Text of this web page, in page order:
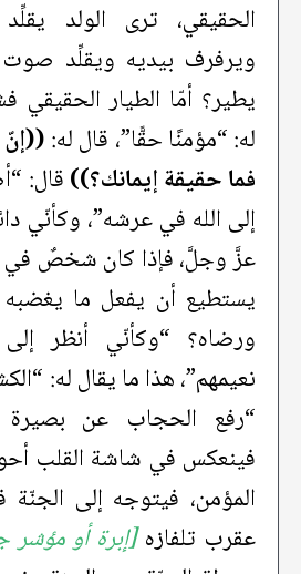
الحقيقي، ترى الولد
ويرفرف بيديه ويقلِّد صوت
يطير؟ أمّا الطيار الحقيقي
له: “مؤمنًا حقًّا”، قال له:
فما حقيقة إيمانك؟))قال:
إلى الله في عرشه”، وكأنّي
عزَّ وجلَّ، فإذا كان شخصٌ في
يستطيع أن يفعل ما
ورضاه؟ “وكأنّي أنظر
نعيمهم”، هذا ما يقال له:
“رفع الحجاب عن بصيرة
فينعكس في شاشة القلب
المؤمن، فيتوجه إلى الجنّة
عقرب تلفازه[إبرة أو مؤشر